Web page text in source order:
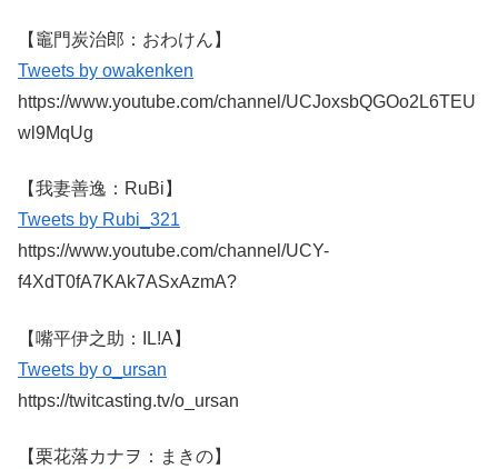
【竈門炭治郎：おわけん】
Tweets by owakenken
https://www.youtube.com/channel/UCJoxsbQGOo2L6TEU
wl9MqUg
【我妻善逸：RuBi】
Tweets by Rubi_321
https://www.youtube.com/channel/UCY-
f4XdT0fA7KAk7ASxAzmA?
【嘴平伊之助：IL!A】
Tweets by o_ursan
https://twitcasting.tv/o_ursan
【栗花落カナヲ：まきの】